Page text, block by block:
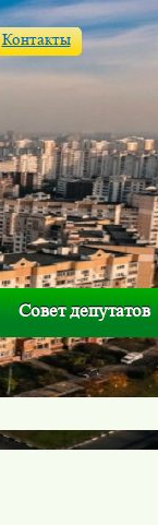
Контакты
Совет депутатов